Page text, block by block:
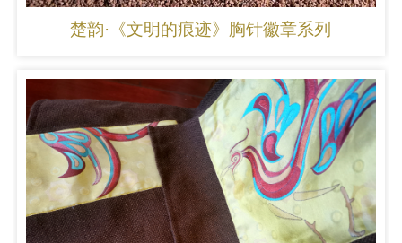
楚韵·《文明的痕迹》胸针徽章系列